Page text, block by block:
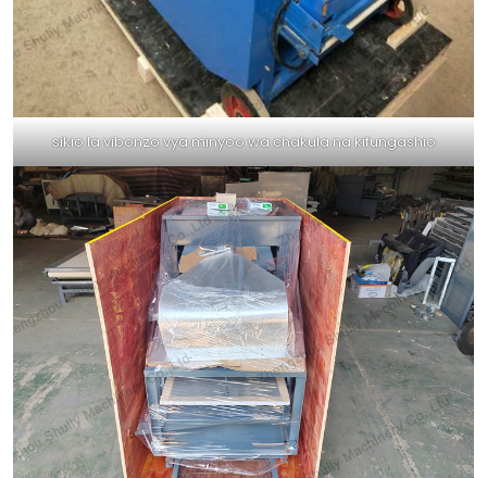
sikio la vibonzo vya minyoo wa chakula na kifungashio